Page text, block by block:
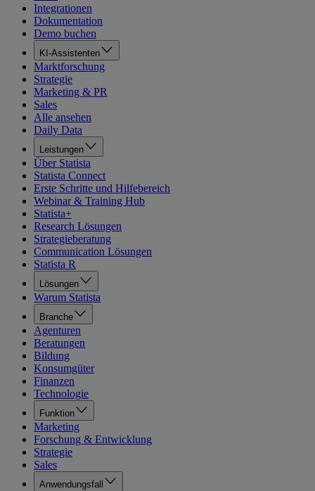
Integrationen
Dokumentation
Demo buchen
KI-Assistenten
Marktforschung
Strategie
Marketing & PR
Sales
Alle ansehen
Daily Data
Leistungen
Über Statista
Statista Connect
Erste Schritte und Hilfebereich
Webinar & Training Hub
Statista+
Research Lösungen
Strategieberatung
Communication Lösungen
Statista R
Lösungen
Warum Statista
Branche
Agenturen
Beratungen
Bildung
Konsumgüter
Finanzen
Technologie
Funktion
Marketing
Forschung & Entwicklung
Strategie
Sales
Anwendungsfall